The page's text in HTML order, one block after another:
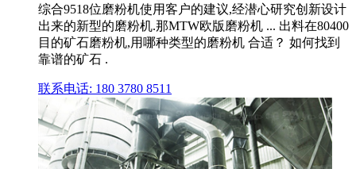
综合9518位磨粉机使用客户的建议,经潜心研究创新设计
出来的新型的磨粉机.那MTW欧版磨粉机 ... 出料在80400
目的矿石磨粉机,用哪种类型的磨粉机 合适？ 如何找到
靠谱的矿石 .
联系电话: 180 3780 8511